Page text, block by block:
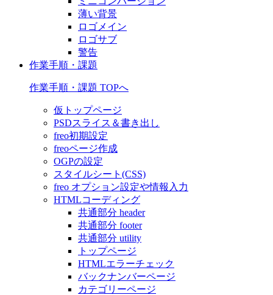
薄い背景
ロゴメイン
ロゴサブ
警告
作業手順・課題
作業手順・課題 TOPへ
仮トップページ
PSDスライス＆書き出し
freo初期設定
freoページ作成
OGPの設定
スタイルシート(CSS)
freo オプション設定や情報入力
HTMLコーディング
共通部分 header
共通部分 footer
共通部分 utility
トップページ
HTMLエラーチェック
バックナンバーページ
カテゴリーページ